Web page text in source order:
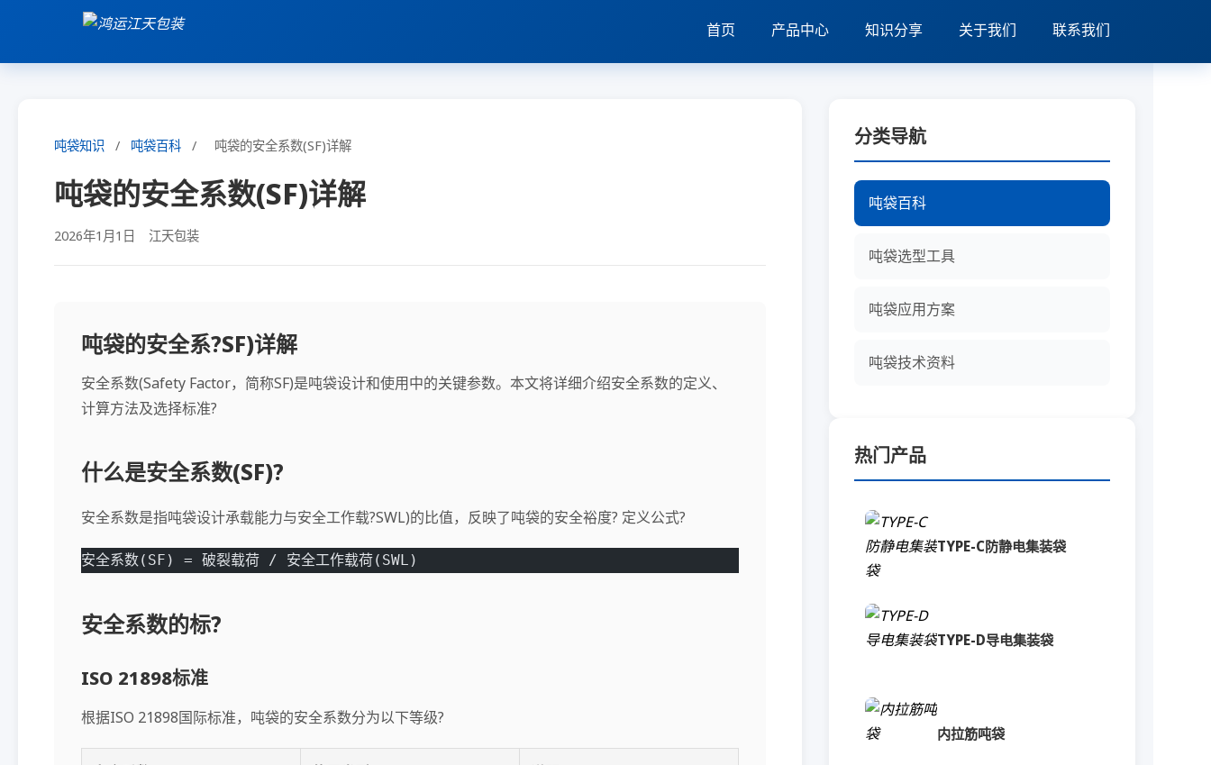
首页 产品中心 知识分享 关于我们 联系我们
吨袋知识 / 吨袋百科 / 吨袋的安全系数(SF)详解
吨袋的安全系数(SF)详解
2026年1月1日 江天包装
吨袋的安全系?SF)详解
安全系数(Safety Factor，简称SF)是吨袋设计和使用中的关键参数。本文将详细介绍安全系数的定义、
计算方法及选择标准?
什么是安全系数(SF)?
安全系数是指吨袋设计承载能力与安全工作载?SWL)的比值，反映了吨袋的安全裕度? 定义公式?
安全系数(SF) = 破裂载荷 / 安全工作载荷(SWL)
安全系数的标?
ISO 21898标准
根据ISO 21898国际标准，吨袋的安全系数分为以下等级?
分类导航
吨袋百科
吨袋选型工具
吨袋应用方案
吨袋技术资料
热门产品
TYPE-C防静电集装袋
TYPE-D导电集装袋
内拉筋吨袋